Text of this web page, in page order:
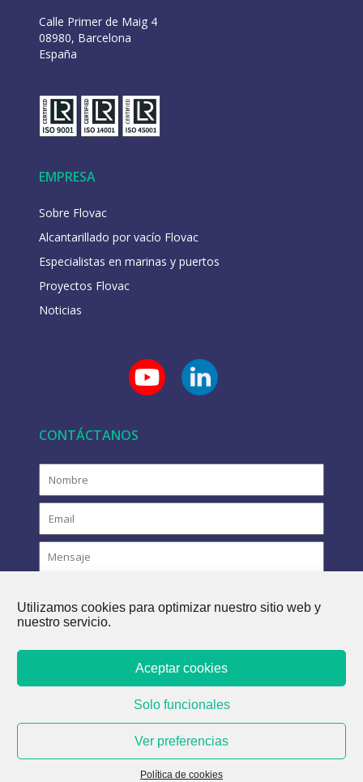
Utilizamos cookies para optimizar nuestro sitio web y
nuestro servicio.
Aceptar cookies
Solo funcionales
Ver preferencias
Política de cookies
Calle Primer de Maig 4
08980, Barcelona
España
EMPRESA
Sobre Flovac
Alcantarillado por vacío Flovac
Especialistas en marinas y puertos
Proyectos Flovac
Noticias
CONTÁCTANOS